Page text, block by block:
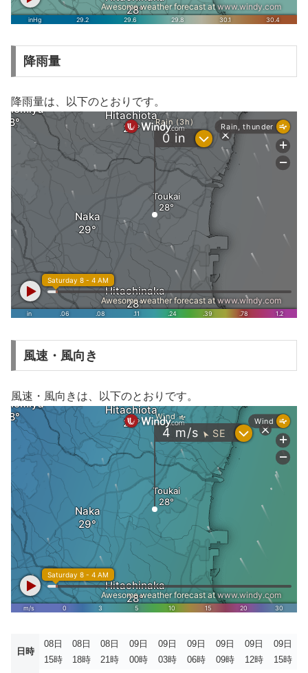
降雨量
降雨量は、以下のとおりです。
風速・風向き
風速・風向きは、以下のとおりです。
日時
08日
15時
08日
18時
08日
21時
09日
00時
09日
03時
09日
06時
09日
09時
09日
12時
09日
15時